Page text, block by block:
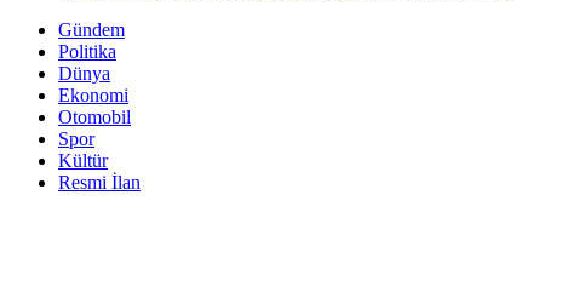
Gündem
Politika
Dünya
Ekonomi
Otomobil
Spor
Kültür
Resmi İlan